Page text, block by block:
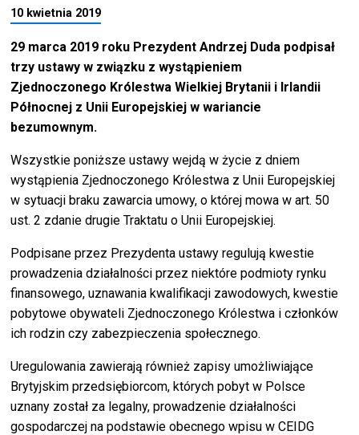
10 kwietnia 2019
29 marca 2019 roku Prezydent Andrzej Duda podpisał
trzy ustawy w związku z wystąpieniem
Zjednoczonego Królestwa Wielkiej Brytanii i Irlandii
Północnej z Unii Europejskiej w wariancie
bezumownym.
Wszystkie poniższe ustawy wejdą w życie z dniem
wystąpienia Zjednoczonego Królestwa z Unii Europejskiej
w sytuacji braku zawarcia umowy, o której mowa w art. 50
ust. 2 zdanie drugie Traktatu o Unii Europejskiej.
Podpisane przez Prezydenta ustawy regulują kwestie
prowadzenia działalności przez niektóre podmioty rynku
finansowego, uznawania kwalifikacji zawodowych, kwestie
pobytowe obywateli Zjednoczonego Królestwa i członków
ich rodzin czy zabezpieczenia społecznego.
Uregulowania zawierają również zapisy umożliwiające
Brytyjskim przedsiębiorcom, których pobyt w Polsce
uznany został za legalny, prowadzenie działalności
gospodarczej na podstawie obecnego wpisu w CEIDG